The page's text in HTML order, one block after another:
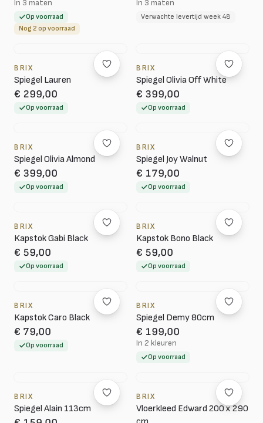
In 3 maten
Op voorraad
Nog 2 op voorraad
In 3 maten
Verwachte levertijd week 48
BRIX
Spiegel Lauren
€ 299,00
Op voorraad
BRIX
Spiegel Olivia Off White
€ 399,00
Op voorraad
BRIX
Spiegel Olivia Almond
€ 399,00
Op voorraad
BRIX
Spiegel Joy Walnut
€ 179,00
Op voorraad
BRIX
Kapstok Gabi Black
€ 59,00
Op voorraad
BRIX
Kapstok Bono Black
€ 59,00
Op voorraad
BRIX
Kapstok Caro Black
€ 79,00
Op voorraad
BRIX
Spiegel Demy 80cm
€ 199,00
In 2 kleuren
Op voorraad
BRIX
Spiegel Alain 113cm
BRIX
Vloerkleed Edward 200 x 290